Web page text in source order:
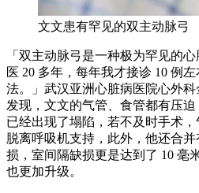
文文患有罕见的双主动脉弓
「双主动脉弓是一种极为罕见的
医 20 多年，每年我才接诊 10 例
法。」武汉亚洲心脏病医院心外
发现，文文的气管、食管都有压迫
已经出现了塌陷，若不及时手术
脱离呼吸机支持，此外，他还合
损，室间隔缺损更是达到了 10 毫
也更加升级。